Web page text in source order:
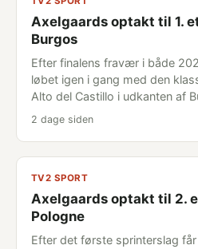
Axelgaards optakt til 1.
Burgos
Efter finalens fravær i både
løbet igen i gang med den
Alto del Castillo i udkanten af
2 dage siden
TV2 SPORT
Axelgaards optakt til 2.
Pologne
Efter det første sprinterslag